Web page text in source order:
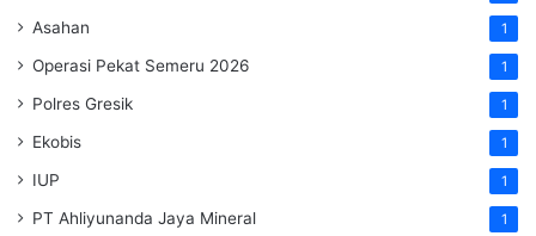
Asahan 1
Operasi Pekat Semeru 2026 1
Polres Gresik 1
Ekobis 1
IUP 1
PT Ahliyunanda Jaya Mineral 1